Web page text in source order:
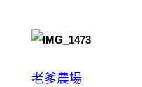
老爹農場